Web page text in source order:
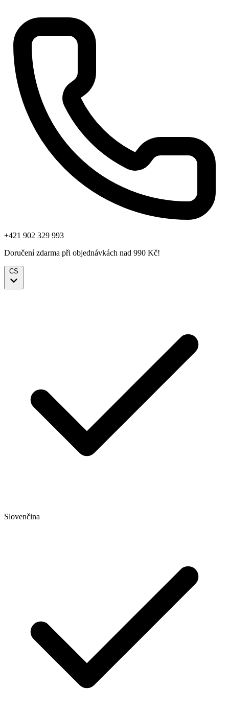
+421 902 329 993
Doručení zdarma při objednávkách nad 990 Kč!
CS
Slovenčina